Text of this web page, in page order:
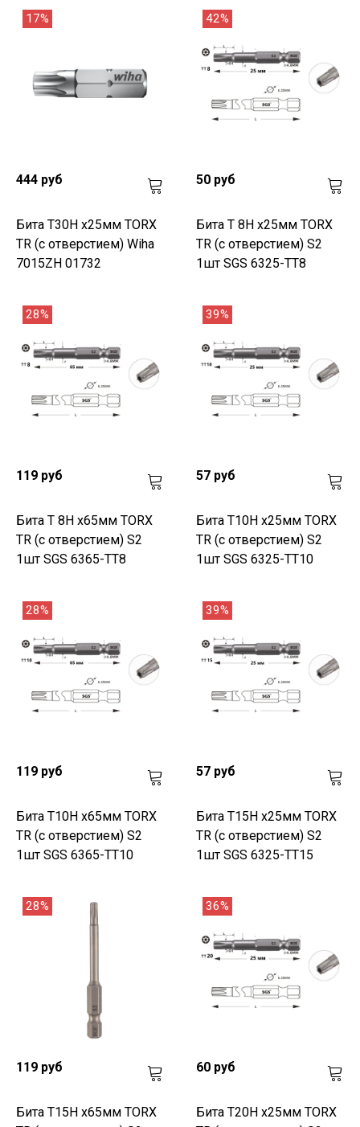
17%
444 руб
Бита T30H х25мм TORX
TR (с отверстием) Wiha
7015ZH 01732
42%
50 руб
Бита T 8H х25мм TORX
TR (с отверстием) S2
1шт SGS 6325-TT8
28%
119 руб
Бита T 8H х65мм TORX
TR (с отверстием) S2
1шт SGS 6365-TT8
39%
57 руб
Бита T10H х25мм TORX
TR (с отверстием) S2
1шт SGS 6325-TT10
28%
119 руб
Бита T10H х65мм TORX
TR (с отверстием) S2
1шт SGS 6365-TT10
39%
57 руб
Бита T15H х25мм TORX
TR (с отверстием) S2
1шт SGS 6325-TT15
28%
119 руб
Бита T15H х65мм TORX
36%
60 руб
Бита T20H х25мм TORX